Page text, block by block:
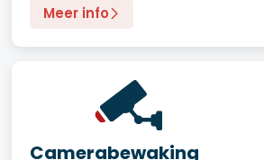
Meer info
Camerabewaking